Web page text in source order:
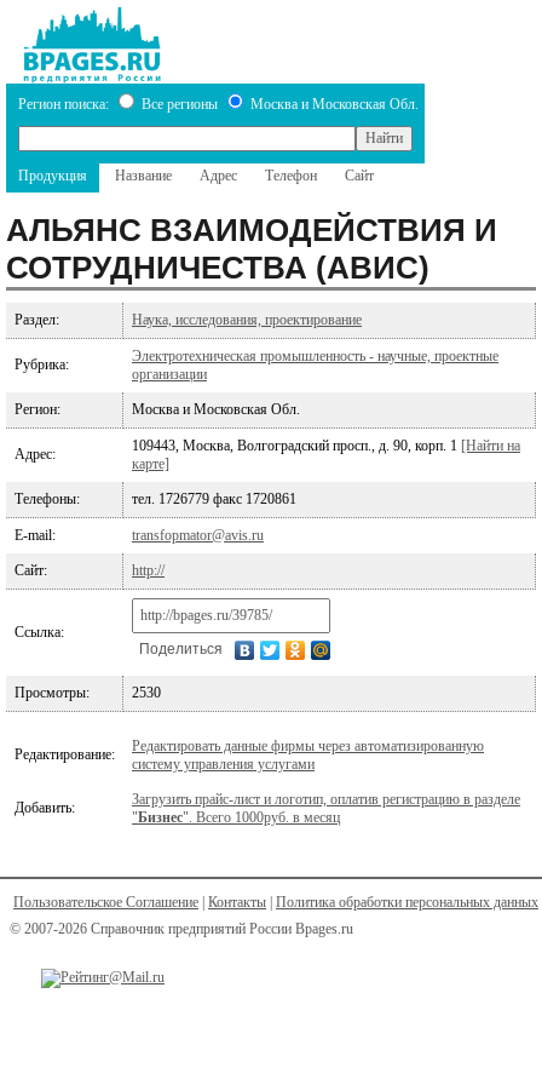
Регион поиска: Все регионы Москва и Московская Обл.
Продукция Название Адрес Телефон Сайт
АЛЬЯНС ВЗАИМОДЕЙСТВИЯ И
СОТРУДНИЧЕСТВА (АВИС)
Раздел: Наука, исследования, проектирование
Рубрика:
Электротехническая промышленность - научные, проектные
организации
Регион: Москва и Московская Обл.
Адрес: 109443, Москва, Волгоградский просп., д. 90, корп. 1 [Найти на
карте]
Телефоны: тел. 1726779 факс 1720861
E-mail: transfopmator@avis.ru
Сайт: http://
Ссылка:
Поделиться
Просмотры: 2530
Редактирование:
Редактировать данные фирмы через автоматизированную
систему управления услугами
Добавить:
Загрузить прайс-лист и логотип, оплатив регистрацию в разделе
"Бизнес". Всего 1000руб. в месяц
Пользовательское Соглашение Контакты Политика обработки персональных данных
© 2007-2026 Справочник предприятий России Bpages.ru